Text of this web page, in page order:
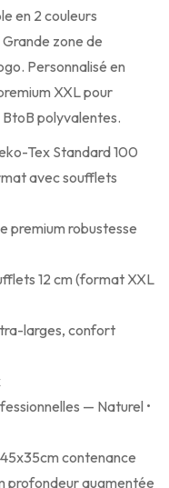
en 2 couleurs
zone de
Personnalisé en
XXL pour
polyvalentes.
Tex Standard 100
avec soufflets
premium robustesse
12 cm (format XXL
larges, confort
— Naturel •
contenance
profondeur augmentée